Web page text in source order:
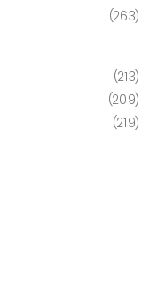
263
213
209
219